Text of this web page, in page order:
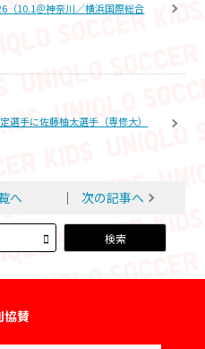
10.1＠神奈川／横浜国際総合
選手に佐藤柚太選手（専修大）
へ │ 次の記事へ
協賛